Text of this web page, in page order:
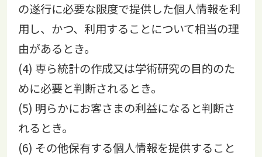
の遂行に必要な限度で提供した個人情報を利
用し、かつ、利用することについて相当の理
由があるとき。
(4) 専ら統計の作成又は学術研究の目的のた
めに必要と判断されるとき。
(5) 明らかにお客さまの利益になると判断さ
れるとき。
(6) その他保有する個人情報を提供すること